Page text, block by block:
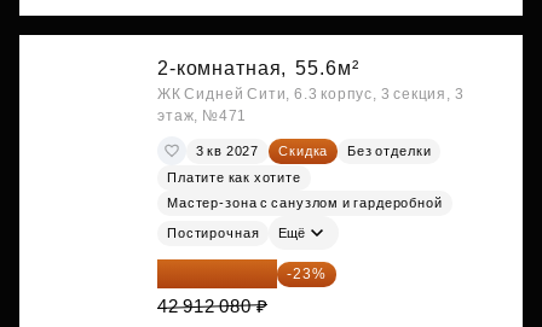
2-комнатная, 55.6м²
ЖК Сидней Сити, 6.3 корпус, 3 секция, 3
этаж, №471
3 кв 2027 Скидка
Без отделки
Платите как хотите
Мастер-зона с санузлом и гардеробной
Постирочная Ещё
33 042 302 ₽ -23%
42 912 080 ₽